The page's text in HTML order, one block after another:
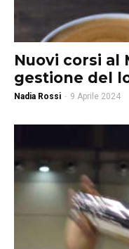
Nuovi corsi al
gestione del
Nadia Rossi - 9 Aprile 2024